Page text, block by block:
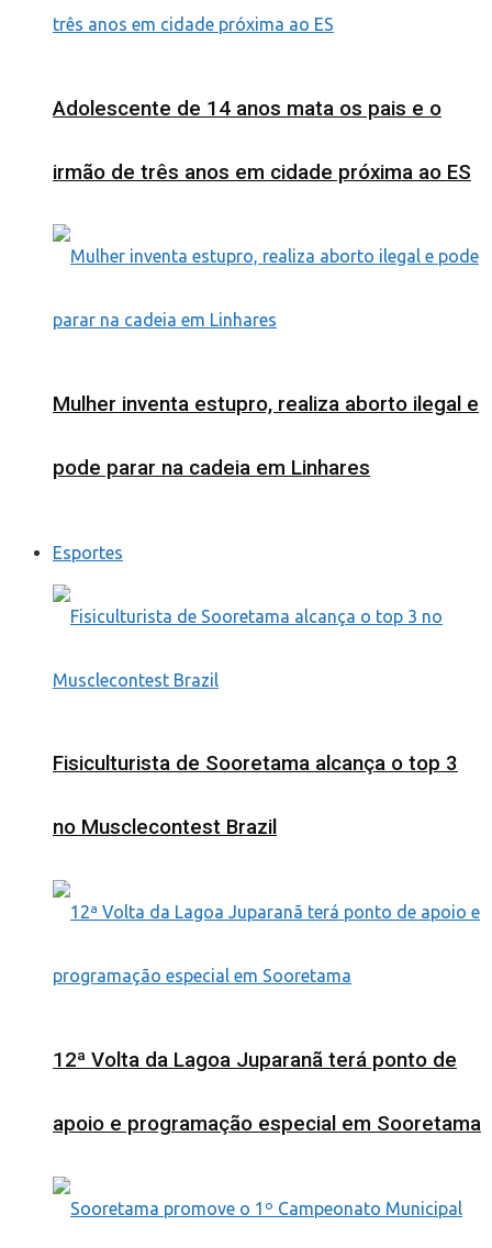
Adolescente de 14 anos mata os pais e o
irmão de três anos em cidade próxima ao ES
Mulher inventa estupro, realiza aborto ilegal e
pode parar na cadeia em Linhares
Esportes
Fisiculturista de Sooretama alcança o top 3
no Musclecontest Brazil
12ª Volta da Lagoa Juparanã terá ponto de
apoio e programação especial em Sooretama